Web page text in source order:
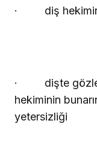
· diş
·
dişte
hekiminin
yetersizliği